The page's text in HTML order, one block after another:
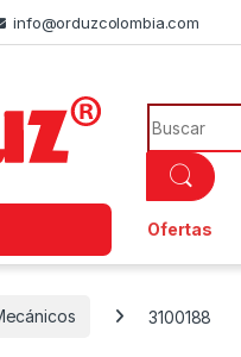
info@orduzcolombia.com
Search for:
Ofertas
3100188